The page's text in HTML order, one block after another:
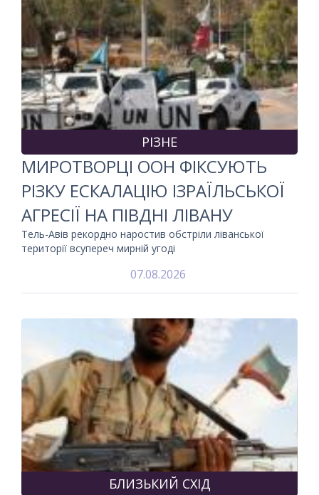
РІЗНЕ
МИРОТВОРЦІ ООН ФІКСУЮТЬ
РІЗКУ ЕСКАЛАЦІЮ ІЗРАЇЛЬСЬКОЇ
АГРЕСІЇ НА ПІВДНІ ЛІВАНУ
Тель-Авів рекордно наростив обстріли ліванської
території всупереч мирній угоді
07.08.2026
БЛИЗЬКИЙ СХІД